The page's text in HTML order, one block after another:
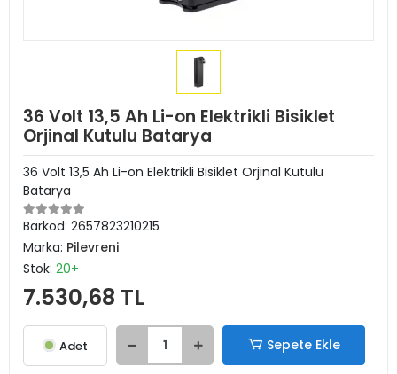
36 Volt 13,5 Ah Li-on Elektrikli Bisiklet
Orjinal Kutulu Batarya
36 Volt 13,5 Ah Li-on Elektrikli Bisiklet Orjinal Kutulu
Batarya
Barkod: 2657823210215
Marka: Pilevreni
Stok: 20+
7.530,68 TL
Adet Sepete Ekle